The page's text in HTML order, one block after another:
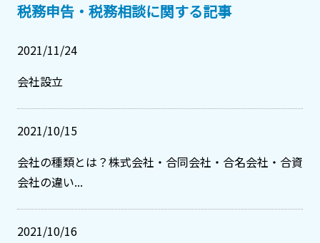
税務申告・税務相談に関する記事
2021/11/24
会社設立
2021/10/15
会社の種類とは？株式会社・合同会社・合名会社・合資
会社の違い...
2021/10/16